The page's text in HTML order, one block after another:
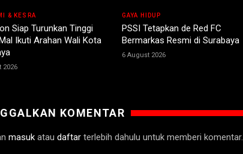
& KESRA
Siap Turunkan Tinggi
Ikuti Arahan Wali Kota
2026
GAYA HIDUP
PSSI Tetapkan de Red FC
Bermarkas Resmi di Surabaya
6 August 2026
KOMENTAR
masuk atau daftar terlebih dahulu untuk memberi komentar.